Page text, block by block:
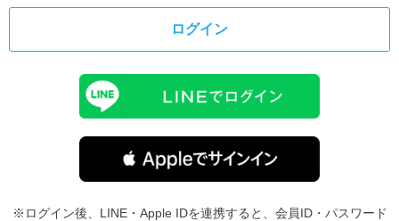
ログイン
※ログイン後、LINE・Apple IDを連携すると、会員ID・パスワード